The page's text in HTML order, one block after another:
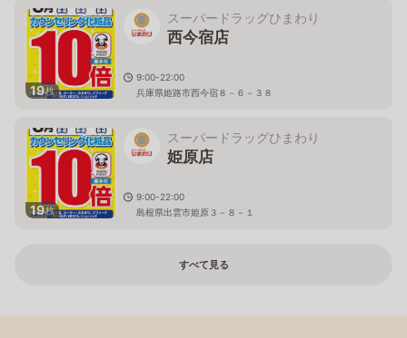
19枚
スーパードラッグひまわり
西今宿店
9:00-22:00
兵庫県姫路市西今宿８－６－３８
19枚
スーパードラッグひまわり
姫原店
9:00-22:00
島根県出雲市姫原３－８－１
すべて見る